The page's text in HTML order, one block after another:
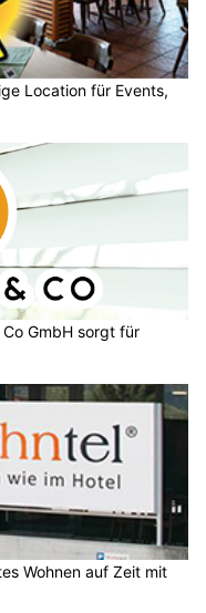
Location für Events,
GmbH sorgt für
Wohnen auf Zeit mit